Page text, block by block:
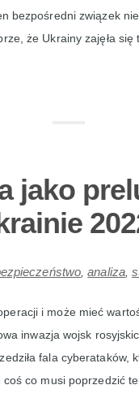
bezpośredni związek
że Ukrainy zajęła
jako
,analiza,
i może mieć
inwazja wojsk
fala cyberataków,
co musi poprzedzić